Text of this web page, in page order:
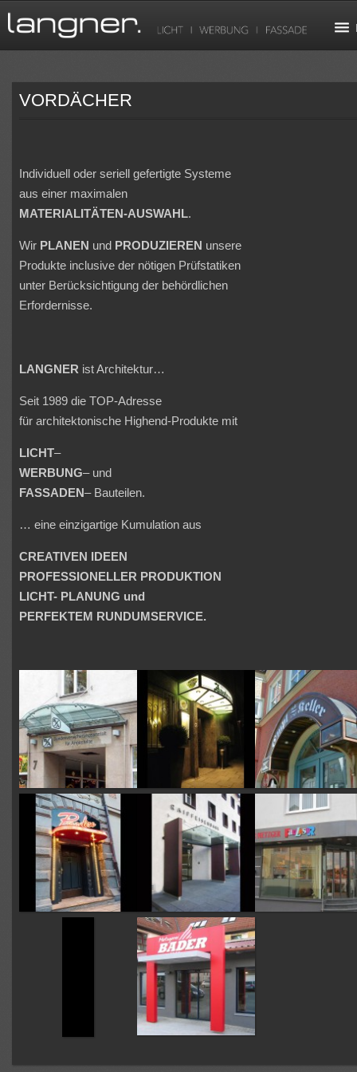
VORDÄCHER
Individuell oder seriell gefertigte Systeme
aus einer maximalen
MATERIALITÄTEN-AUSWAHL.
Wir PLANEN und PRODUZIEREN unsere
Produkte inclusive der nötigen Prüfstatiken
unter Berücksichtigung der behördlichen
Erfordernisse.
LANGNER ist Architektur…
Seit 1989 die TOP-Adresse
für architektonische Highend-Produkte mit
LICHT–
WERBUNG– und
FASSADEN– Bauteilen.
… eine einzigartige Kumulation aus
CREATIVEN IDEEN
PROFESSIONELLER PRODUKTION
LICHT- PLANUNG und
PERFEKTEM RUNDUMSERVICE.